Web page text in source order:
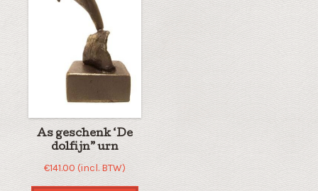
As geschenk ‘De
dolfijn” urn
€141.00 (incl. BTW)